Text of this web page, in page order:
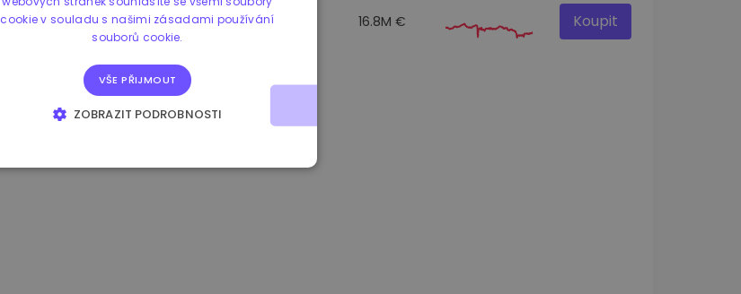
1.180000 € +1.90% 3.2B € 16.8M € Koupit
cookie v souladu s našimi zásadami používání
souborů cookie.
VŠE PŘIJMOUT
ZOBRAZIT PODROBNOSTI